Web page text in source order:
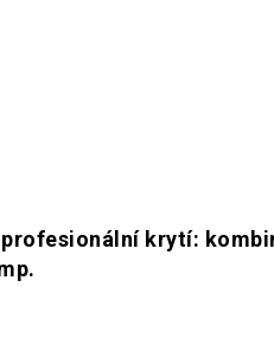
krytí: